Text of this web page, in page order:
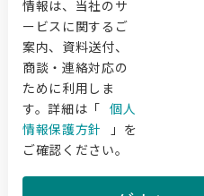
情報は、当社のサ
ービスに関するご
案内、資料送付、
商談・連絡対応の
ために利用しま
す。詳細は「 個人
情報保護方針
」を
ご確認ください。